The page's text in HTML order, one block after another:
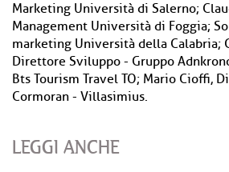
Marketing Università di Salerno;
Management Università di Foggia;
marketing Università della Calabria;
Direttore Sviluppo - Gruppo
Bts Tourism Travel TO; Mario Cioffi,
Cormoran - Villasimius.
LEGGI ANCHE